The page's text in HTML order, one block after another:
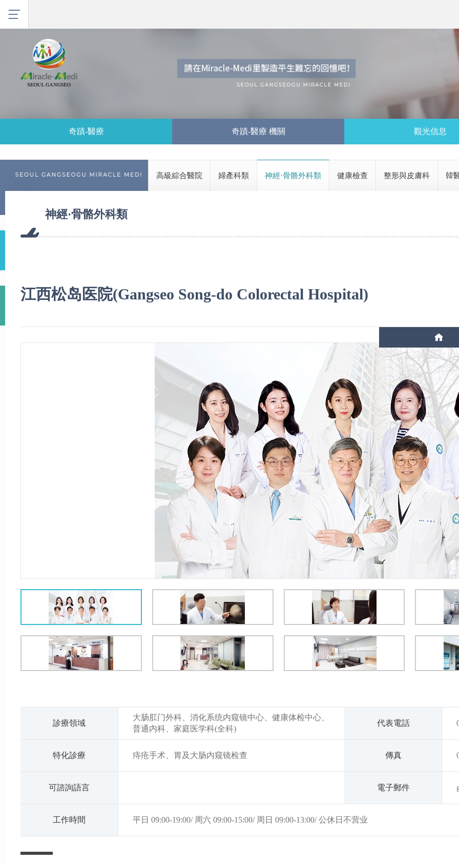
奇蹟-醫療 奇蹟-醫療 機關 觀光信息
高級綜合醫院 婦產科類 神經·骨骼外科類 健康檢查 整形與皮膚科 韓
神經·骨骼外科類
江西松岛医院(Gangseo Song-do Colorectal Hospital)
診療領域
大肠肛门外科、消化系统内窥镜中心、健康体检中心、
普通内科、家庭医学科(全科)
代表電話
特化診療 痔疮手术、胃及大肠内窥镜检查 傳真
可諮詢語言 電子郵件
工作時間 平日 09:00-19:00/ 周六 09:00-15:00/ 周日 09:00-13:00/ 公休日不营业